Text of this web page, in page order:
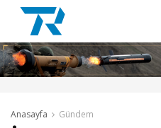
Anasayfa Gündem